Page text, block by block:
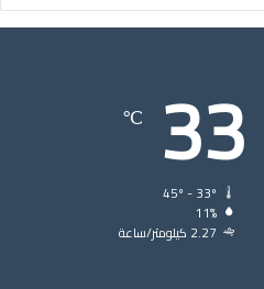
33
℃
11%
2.27 كيلومتر/ساعة